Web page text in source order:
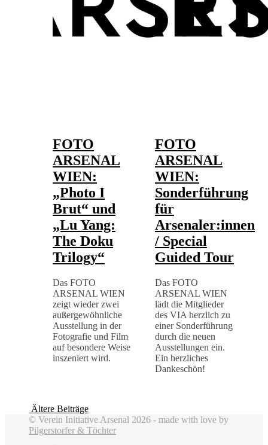
FOTO
ARSENAL
WIEN:
„Photo I
Brut“ und
„Lu Yang:
The Doku
Trilogy“
Das FOTO
ARSENAL WIEN
zeigt wieder zwei
außergewöhnliche
Ausstellung in der
Fotografie und Film
auf besondere Weise
inszeniert wird.
FOTO
ARSENAL
WIEN:
Sonderführung
für
Arsenaler:innen
/ Special
Guided Tour
Das FOTO
ARSENAL WIEN
lädt die Mitglieder
des VIA herzlich zu
einer Sonderführung
durch die neuen
Ausstellungen ein.
Ein herzliches
Dankeschön!
Ältere Beiträge
© Verein Initiative Arsenal 2026 - made with love by
Pilgerstorfer & Töchter